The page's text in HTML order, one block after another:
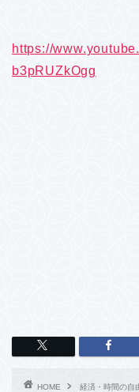
https://
b3pRUZkOgg
HOME
経済・時間の自